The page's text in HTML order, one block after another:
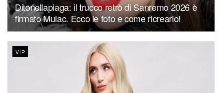
Ditonellapiaga: il trucco retrò di Sanremo 2026 è
firmato Mulac. Ecco le foto e come ricrearlo!
VIP